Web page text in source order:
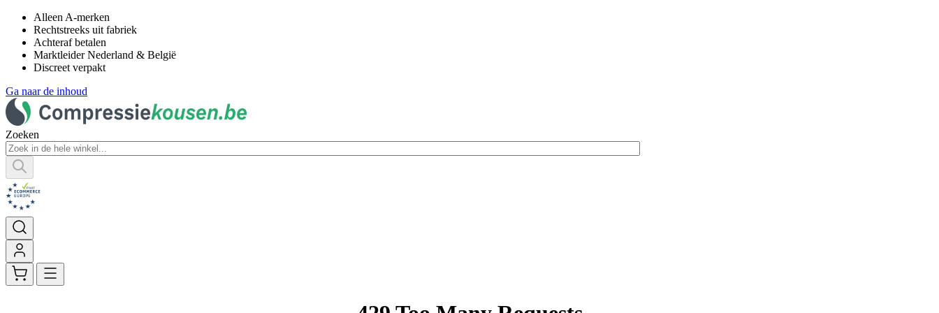
Alleen A-merken
Rechtstreeks uit fabriek
Achteraf betalen
Marktleider Nederland & België
Discreet verpakt
Ga naar de inhoud
Zoeken